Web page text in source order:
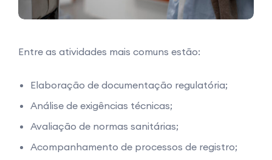
Entre as atividades mais comuns estão:
Elaboração de documentação regulatória;
Análise de exigências técnicas;
Avaliação de normas sanitárias;
Acompanhamento de processos de registro;